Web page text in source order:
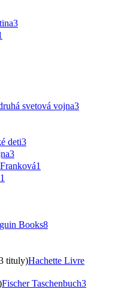
3
svetová vojna3
deti3
3
1
1
Books8
tituly)Hachette Livre
Fischer Taschenbuch3